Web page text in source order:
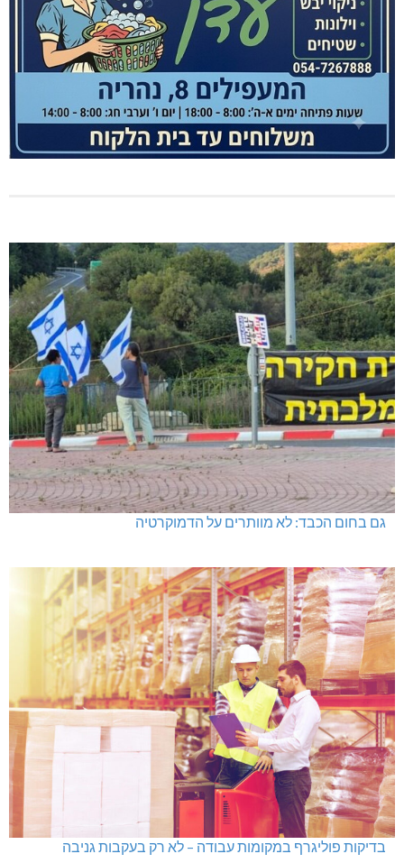
גם בחום הכבד: לא מוותרים על הדמוקרטיה
בדיקות פוליגרף במקומות עבודה – לא רק בעקבות גניבה